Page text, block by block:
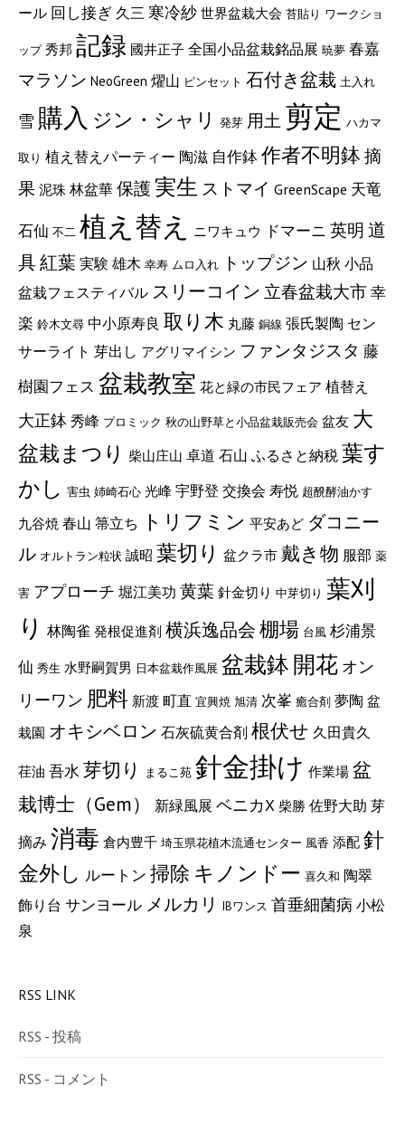
ール 回し接ぎ 久三 寒冷紗 世界盆栽大会 苔貼り ワークショ
ップ 秀邦 記録 國井正子 全国小品盆栽銘品展 暁夢 春嘉
マラソン NeoGreen 燿山 ピンセット 石付き盆栽 土入れ
雪 購入 ジン・シャリ 発芽 用土 剪定 ハカマ
取り 植え替えパーティー 陶滋 自作鉢作者不明鉢 摘
果 泥珠 林盆華 保護 実生 ストマイ GreenScape 天竜
石仙 不二 植え替え ニワキュウ ドマーニ 英明 道
具紅葉実験 雄木 幸寿 ムロ入れ トップジン 山秋 小品
盆栽フェスティバル スリーコイン 立春盆栽大市幸
楽 鈴木文尋 中小原寿良 取り木 丸藤 銅線 張氏製陶 セン
サーライト 芽出し アグリマイシン ファンタジスタ 藤
樹園フェス 盆栽教室 花と緑の市民フェア 植替え
大正鉢 秀峰 プロミック 秋の山野草と小品盆栽販売会 盆友 大
盆栽まつり 柴山庄山 卓道 石山 ふるさと納税葉す
かし 害虫 姉崎石心 光峰 宇野登 交換会 寿悦 超醗酵油かす
九谷焼 春山 箒立ち トリフミン 平安あど ダコニー
ル オルトラン粒状 誠昭 葉切り 盆クラ市 戴き物 服部 薬
害 アプローチ 堀江美功 黄葉 針金切り 中芽切り 葉刈
り 林陶雀 発根促進剤 横浜逸品会棚場 台風 杉浦景
仙 秀生 水野嗣賀男 日本盆栽作風展 盆栽鉢開花 オン
リーワン 肥料 新渡 町直 宜興焼 旭清 次峯 癒合剤 夢陶 盆
栽園 オキシベロン 石灰硫黄合剤 根伏せ 久田貴久
荏油 吾水 芽切り まるこ苑 針金掛け 作業場 盆
栽博士（Gem）
新緑風展 ベニカX 柴勝 佐野大助 芽
摘み 消毒 倉内豊千 埼玉県花植木流通センター 風香 添配 針
金外し ルートン 掃除 キノンドー 喜久和 陶翠
飾り台 サンヨール メルカリ IBワンス 首垂細菌病 小松
泉
RSS LINK
RSS - 投稿
RSS - コメント